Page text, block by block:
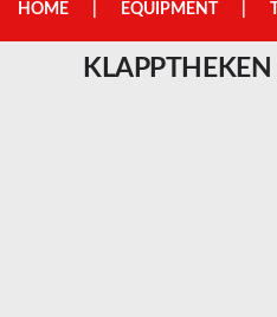
HOME EQUIPMENT
KLAPPTHEKEN